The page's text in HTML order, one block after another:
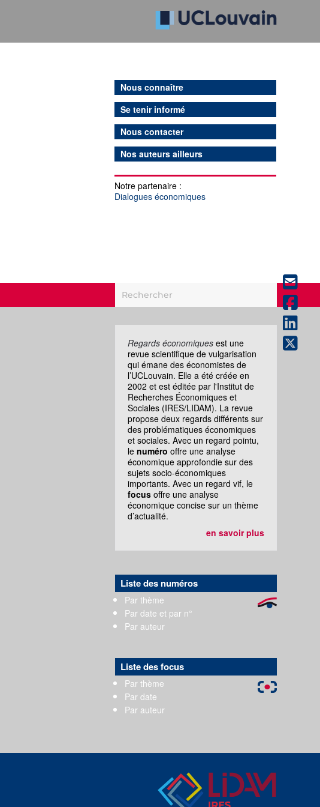
Nous connaître
Se tenir informé
Nous contacter
Nos auteurs ailleurs
Notre partenaire :
Dialogues économiques
Regards économiques est une
revue scientifique de vulgarisation
qui émane des économistes de
l’UCLouvain. Elle a été créée en
2002 et est éditée par l'Institut de
Recherches Économiques et
Sociales (IRES/LIDAM). La revue
propose deux regards différents sur
des problématiques économiques
et sociales. Avec un regard pointu,
le numéro offre une analyse
économique approfondie sur des
sujets socio-économiques
importants. Avec un regard vif, le
focus offre une analyse
économique concise sur un thème
d’actualité.
en savoir plus
Liste des numéros
Par thème
Par date et par n°
Par auteur
Liste des focus
Par thème
Par date
Par auteur